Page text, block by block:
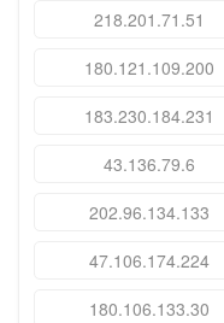
218.201.71.51
180.121.109.200
183.230.184.231
43.136.79.6
202.96.134.133
47.106.174.224
180.106.133.30